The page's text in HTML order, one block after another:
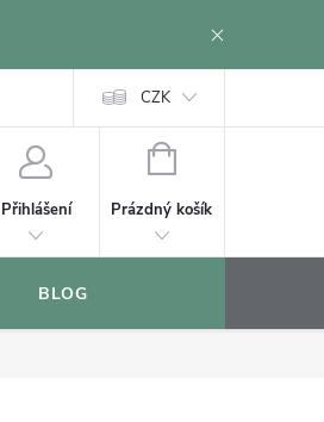
CZK
Přihlášení
NÁKUPNÍ
Prázdný košík
BLOG